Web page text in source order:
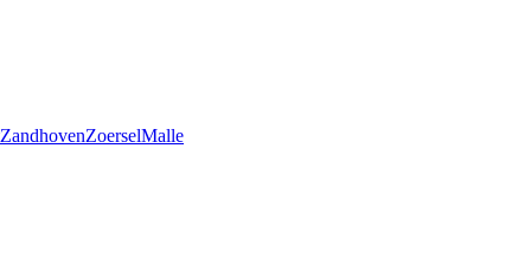
ZandhovenZoerselMalle